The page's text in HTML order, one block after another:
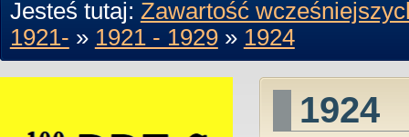
Jesteś tutaj: Zawartość
1921- » 1921 - 1929» 1924
1924